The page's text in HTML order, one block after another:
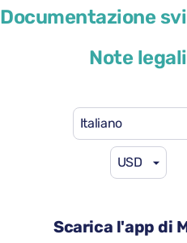
Documentazione
Note legali
Italiano
USD
Scarica l'app di
Peugeot 3008
Cambio automatico